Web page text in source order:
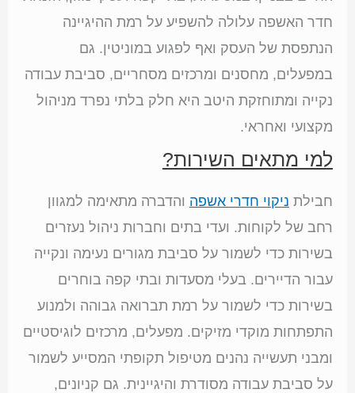
חדר האשפה עלולה להשפיע על רמת ההיגיינה
הנתפסת של העסק ואף לפגוע במוניטין. גם
במפעלים, מחסנים ומרכזים מסחריים, סביבת עבודה
נקייה ומתוחזקת היטב היא חלק בלתי נפרד מניהול
מקצועי ואחראי.
למי מתאים השירות?
חבילת ניקוי חדרי אשפה והדברה מתאימה למגוון
רחב של לקוחות. ועדי בתים וחברות ניהול נעזרים
בשירות כדי לשמור על סביבת מגורים נעימה ונקייה
עבור הדיירים. בעלי מסעדות ובתי קפה בוחרים
בשירות כדי לשמור על רמת תברואה גבוהה ולמנוע
התפתחות מוקדי מזיקים. מפעלים, מרכזים לוגיסטיים
ומבני תעשייה נהנים מטיפול תקופתי המסייע לשמור
על סביבת עבודה מסודרת והיגיינית. גם קניונים,